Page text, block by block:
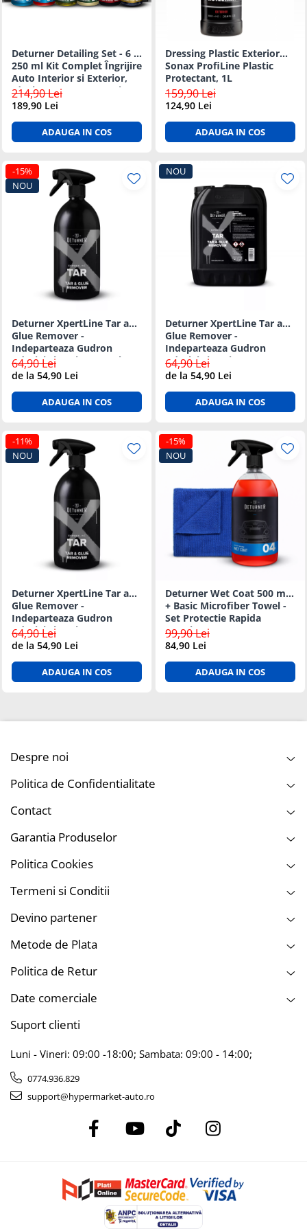
Organizatoare auto
Suporturi bauturi
Deturner Detailing Set - 6 ×
250 ml Kit Complet Îngrijire
Auto Interior si Exterior,
Ideal pentru Incepatori sau
Cadou
214,90 Lei
189,90 Lei
ADAUGA IN COS
Dressing Plastic Exterior
Sonax ProfiLine Plastic
Protectant, 1L
159,90 Lei
124,90 Lei
ADAUGA IN COS
-15%
NOU
Deturner XpertLine Tar and
Glue Remover -
Indeparteaza Gudron
Adezivi si Rasina 500ml
64,90 Lei
de la 54,90 Lei
ADAUGA IN COS
NOU
Deturner XpertLine Tar and
Glue Remover -
Indeparteaza Gudron
Adezivi si Rasina - 5L
64,90 Lei
de la 54,90 Lei
ADAUGA IN COS
-11%
NOU
Deturner XpertLine Tar and
Glue Remover -
Indeparteaza Gudron
Adezivi si Rasina - 1L
64,90 Lei
de la 54,90 Lei
ADAUGA IN COS
-15%
NOU
Deturner Wet Coat 500 ml
+ Basic Microfiber Towel -
Set Protectie Rapida
Exterior Auto
99,90 Lei
84,90 Lei
ADAUGA IN COS
Despre noi
Politica de Confidentialitate
Contact
Garantia Produselor
Politica Cookies
Termeni si Conditii
Devino partener
Metode de Plata
Politica de Retur
Date comerciale
Suport clienti
Luni - Vineri: 09:00 -18:00; Sambata: 09:00 - 14:00;
0774.936.829
support@hypermarket-auto.ro